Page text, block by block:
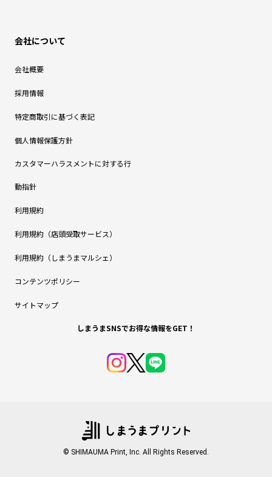
会社について
会社概要
採用情報
特定商取引に基づく表記
個人情報保護方針
カスタマーハラスメントに対する行
動指針
利用規約
利用規約（店頭受取サービス）
利用規約（しまうまマルシェ）
コンテンツポリシー
サイトマップ
しまうまSNSでお得な情報をGET！
© SHIMAUMA Print, Inc. All Rights Reserved.